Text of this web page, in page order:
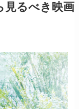
見るべき映画